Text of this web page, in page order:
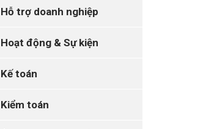
Hỗ trợ doanh nghiệp
Hoạt động & Sự kiện
Kế toán
Kiểm toán